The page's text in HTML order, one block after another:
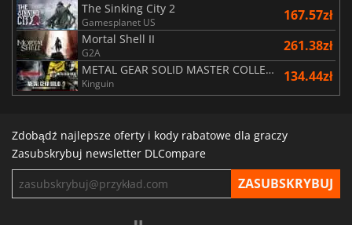
The Sinking City 2
Gamesplanet US 167.57zł
Mortal Shell II
G2A 261.38zł
METAL GEAR SOLID MASTER COLLECTION Vol.2
Kinguin 134.44zł
Zdobądź najlepsze oferty i kody rabatowe dla graczy
Zasubskrybuj newsletter DLCompare